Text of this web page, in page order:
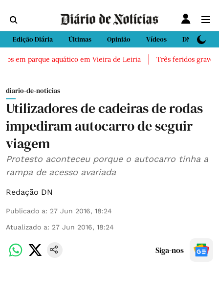
Edição Diária Últimas Opinião Vídeos DN Sport
em parque aquático em Vieira de Leiria Três feridos graves
diario-de-noticias
Utilizadores de cadeiras de rodas
impediram autocarro de seguir
viagem
Protesto aconteceu porque o autocarro tinha a
rampa de acesso avariada
Redação DN
Publicado a: 27 Jun 2016, 18:24
Atualizado a: 27 Jun 2016, 18:24
Siga-nos